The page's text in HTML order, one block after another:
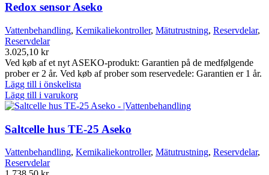
Redox sensor Aseko
Vattenbehandling, Kemikaliekontroller, Mätutrustning, Reservdelar,
Reservdelar
3.025,10 kr
Ved køb af et nyt ASEKO-produkt: Garantien på de medfølgende
prober er 2 år. Ved køb af prober som reservedele: Garantien er 1 år.
Lägg till i önskelista
Lägg till i varukorg
Saltcelle hus TE-25 Aseko
Vattenbehandling, Kemikaliekontroller, Mätutrustning, Reservdelar,
Reservdelar